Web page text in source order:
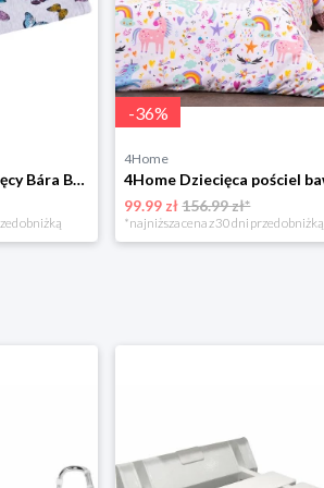
Bellatex Koc dziecięcy Bára Butterfly różowy, 75 x 100 cm
obniżką
-36%
4Home
99.99 zł156.99 zł*
*najniższa cena z 30 dni przed obniżką